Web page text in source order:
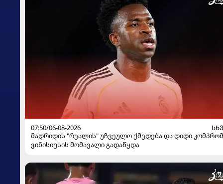
07:50/06-08-2026
მადრიდის "რეალის" უჩვეულო ქმედება და დიდი
ვინისიუსის მომავალი გადაწყდა